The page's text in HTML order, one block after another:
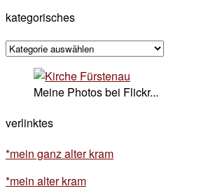
kategorisches
kategorisches
Meine Photos bei Flickr...
verlinktes
*mein ganz alter kram
*mein alter kram